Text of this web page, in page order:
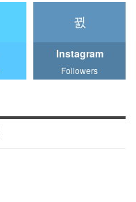
Instagram
Followers